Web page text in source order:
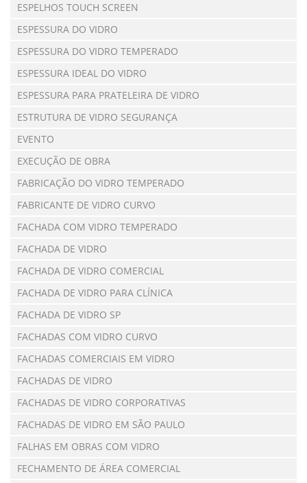
ESPELHOS TOUCH SCREEN
ESPESSURA DO VIDRO
ESPESSURA DO VIDRO TEMPERADO
ESPESSURA IDEAL DO VIDRO
ESPESSURA PARA PRATELEIRA DE VIDRO
ESTRUTURA DE VIDRO SEGURANÇA
EVENTO
EXECUÇÃO DE OBRA
FABRICAÇÃO DO VIDRO TEMPERADO
FABRICANTE DE VIDRO CURVO
FACHADA COM VIDRO TEMPERADO
FACHADA DE VIDRO
FACHADA DE VIDRO COMERCIAL
FACHADA DE VIDRO PARA CLÍNICA
FACHADA DE VIDRO SP
FACHADAS COM VIDRO CURVO
FACHADAS COMERCIAIS EM VIDRO
FACHADAS DE VIDRO
FACHADAS DE VIDRO CORPORATIVAS
FACHADAS DE VIDRO EM SÃO PAULO
FALHAS EM OBRAS COM VIDRO
FECHAMENTO DE ÁREA COMERCIAL